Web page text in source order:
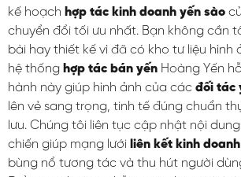
kế hoạch hợp tác kinh doanh yến sào
chuyển đổi tối ưu nhất. Bạn không cần
bài hay thiết kế vì đã có kho tư liệu hình
hệ thống hợp tác bán yến Hoàng Yến
hành này giúp hình ảnh của các đối tác
lên vẻ sang trọng, tinh tế đúng chuẩn
lưu. Chúng tôi liên tục cập nhật nội
chiến giúp mạng lưới liên kết kinh
bùng nổ tương tác và thu hút người